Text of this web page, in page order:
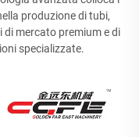
produzione di tubi,
mercato premium e di
specializzate.